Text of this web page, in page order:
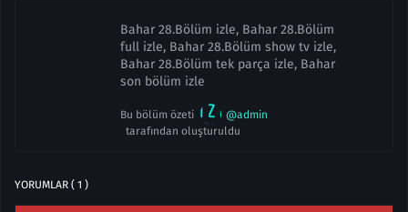
Bahar 28.Bölüm izle, Bahar 28.Bölüm
full izle, Bahar 28.Bölüm show tv izle,
Bahar 28.Bölüm tek parça izle, Bahar
son bölüm izle
Bu bölüm özeti
@admin
tarafından oluşturuldu
YORUMLAR ( 1 )